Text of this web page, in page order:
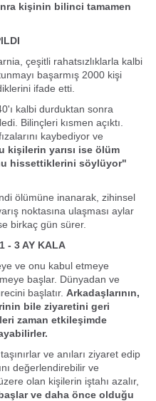
kişinin bilinci tamamen
çeşitli rahatsızlıklarla kalbi
başarmış 2000 kişi
ifade etti.
kalbi durduktan sonra
Bilinçleri kısmen açıktı.
kaybediyor ve
kişilerin yarısı ise ölüm
hissettiklerini söylüyor"
ölümüne inanarak, zihinsel
noktasına ulaşması aylar
birkaç gün sürer.
- 3 AY KALA
ve onu kabul etmeye
başlar. Dünyadan ve
başlatır. Arkadaşlarının,
bile ziyaretini geri
zaman etkileşimde
ve anıları ziyaret edip
değerlendirebilir ve
olan kişilerin iştahı azalır,
ve daha önce olduğu